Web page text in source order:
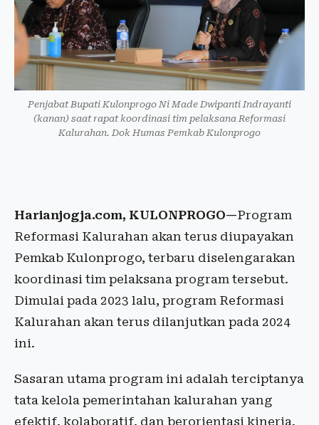
Penjabat Bupati Kulonprogo Ni Made Dwipanti Indrayanti
(kanan) saat rapat koordinasi tim pelaksana Reformasi
Kalurahan. Dok Humas Pemkab Kulonprogo
Harianjogja.com, KULONPROGO—Program
Reformasi Kalurahan akan terus diupayakan
Pemkab Kulonprogo, terbaru diselengarakan
koordinasi tim pelaksana program tersebut.
Dimulai pada 2023 lalu, program Reformasi
Kalurahan akan terus dilanjutkan pada 2024
ini.
Sasaran utama program ini adalah terciptanya
tata kelola pemerintahan kalurahan yang
efektif, kolaboratif, dan berorientasi kinerja,